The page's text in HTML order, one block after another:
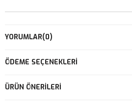
YORUMLAR(0)
ÖDEME SEÇENEKLERI
ÜRÜN ÖNERILERI